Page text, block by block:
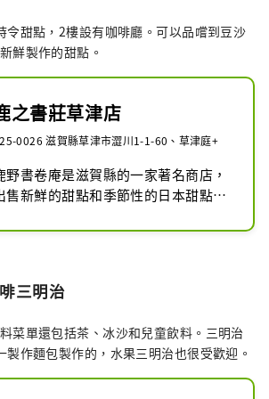
令甜點，2樓設有咖啡廳。可以品嚐到豆沙
鮮製作的甜點。
之書莊草津店
0026 滋賀縣草津市澀川1-1-60、草津庭+
野書卷庵是滋賀縣的一家著名商店，
售新鮮的甜點和季節性的日本甜點，
販售甜點，2樓設有咖啡廳。可以品
三明治
菜單還包括茶、冰沙和兒童飲料。三明治
作麵包製作的，水果三明治也很受歡迎。